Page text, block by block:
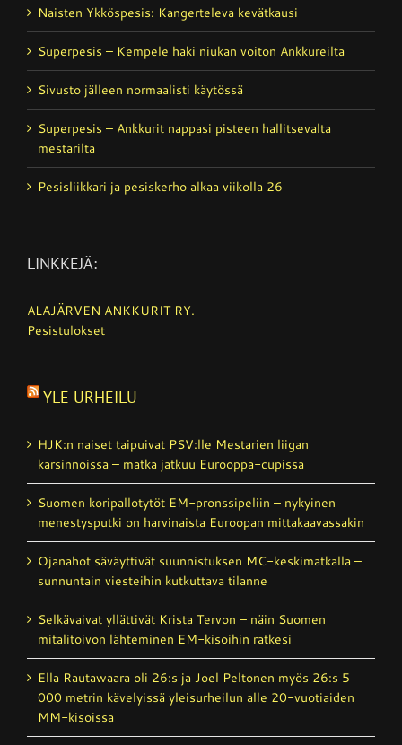
Naisten Ykköspesis: Kangerteleva kevätkausi
Superpesis – Kempele haki niukan voiton Ankkureilta
Sivusto jälleen normaalisti käytössä
Superpesis – Ankkurit nappasi pisteen hallitsevalta
mestarilta
Pesisliikkari ja pesiskerho alkaa viikolla 26
LINKKEJÄ:
ALAJÄRVEN ANKKURIT RY.
Pesistulokset
YLE URHEILU
HJK:n naiset taipuivat PSV:lle Mestarien liigan
karsinnoissa – matka jatkuu Eurooppa-cupissa
Suomen koripallotytöt EM-pronssipeliin – nykyinen
menestysputki on harvinaista Euroopan mittakaavassakin
Ojanahot säväyttivät suunnistuksen MC-keskimatkalla –
sunnuntain viesteihin kutkuttava tilanne
Selkävaivat yllättivät Krista Tervon – näin Suomen
mitalitoivon lähteminen EM-kisoihin ratkesi
Ella Rautawaara oli 26:s ja Joel Peltonen myös 26:s 5
000 metrin kävelyissä yleisurheilun alle 20-vuotiaiden
MM-kisoissa